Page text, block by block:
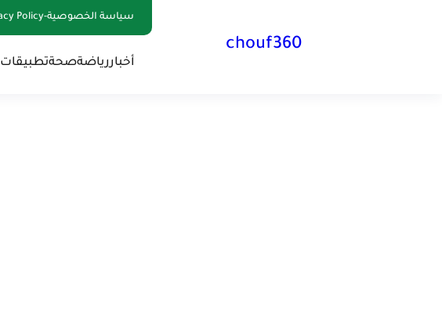
سياسة الخصوصية-Privacy Policy
chouf360
أخباررياضةصحةتطبيقات